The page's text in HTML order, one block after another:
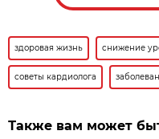
здоровая жизнь снижение
советы кардиолога
Также вам может